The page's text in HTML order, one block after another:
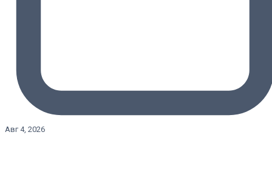
Авг 4, 2026